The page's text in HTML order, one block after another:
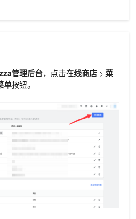
管理后台，点击在线商店 > 菜
单按钮。